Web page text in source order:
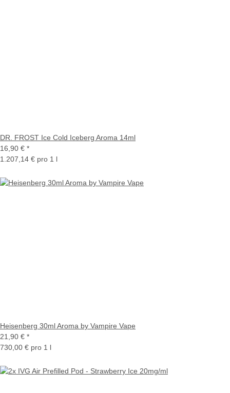
DR. FROST Ice Cold Iceberg Aroma 14ml
16,90 € *
1.207,14 € pro 1 l
Heisenberg 30ml Aroma by Vampire Vape
21,90 € *
730,00 € pro 1 l